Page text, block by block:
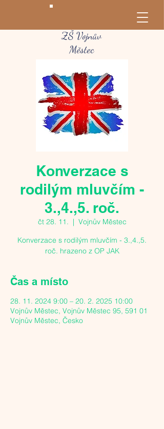
ZŠ Vojnův
Městec
Konverzace s
rodilým mluvčím -
3.,4.,5. roč.
čt 28. 11.
  |
Vojnův Městec
Konverzace s rodilým mluvčím - 3.,4.,5.
roč. hrazeno z OP JAK
Čas a místo
28. 11. 2024 9:00 – 20. 2. 2025 10:00
Vojnův Městec, Vojnův Městec 95, 591 01
Vojnův Městec, Česko